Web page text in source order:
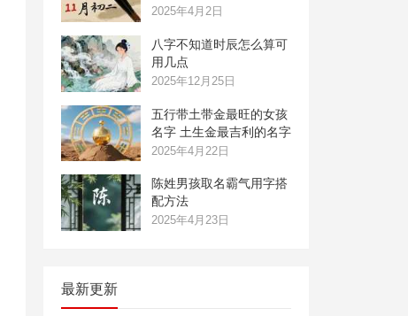
2025年4月2日
八字不知道时辰怎么算可
用几点
2025年12月25日
五行带土带金最旺的女孩
名字 土生金最吉利的名字
2025年4月22日
陈姓男孩取名霸气用字搭
配方法
2025年4月23日
最新更新